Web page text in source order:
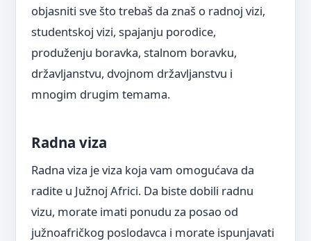
objasniti sve što trebaš da znaš o radnoj vizi,
studentskoj vizi, spajanju porodice,
produženju boravka, stalnom boravku,
državljanstvu, dvojnom državljanstvu i
mnogim drugim temama.
Radna viza
Radna viza je viza koja vam omogućava da
radite u Južnoj Africi. Da biste dobili radnu
vizu, morate imati ponudu za posao od
južnoafričkog poslodavca i morate ispunjavati